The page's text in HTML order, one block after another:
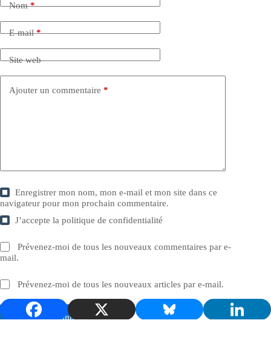
Nom*
E-mail*
Site web
Ajouter un commentaire *
Enregistrer mon nom, mon e-mail et mon site dans ce
navigateur pour mon prochain commentaire.
J’accepte lapolitique de confidentialité
Prévenez-moi de tous les nouveaux commentaires par e-
mail.
Prévenez-moi de tous les nouveaux articles par e-mail.
Laisser un commentaire